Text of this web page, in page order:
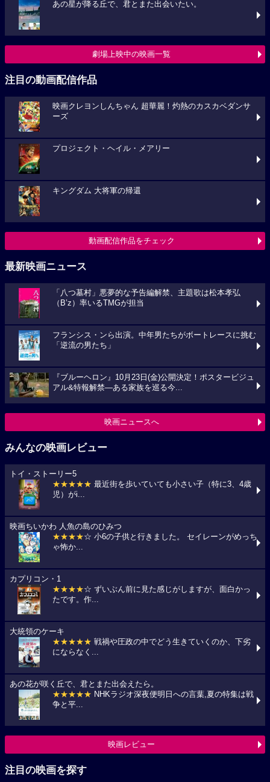
あの星が降る丘で、君とまた出会いたい。
劇場上映中の映画一覧
注目の動画配信作品
映画クレヨンしんちゃん 超華麗！灼熱のカスカベダンサ
ーズ
プロジェクト・ヘイル・メアリー
キングダム 大将軍の帰還
動画配信作品をチェック
最新映画ニュース
「八つ墓村」悪夢的な予告編解禁、主題歌は松本孝弘
（B’z）率いるTMGが担当
フランシス・ンら出演。中年男たちがボートレースに挑む
「逆流の男たち」
『ブルーヘロン』10月23日(金)公開決定！ポスタービジュ
アル&特報解禁―ある家族を巡る今...
映画ニュースへ
みんなの映画レビュー
トイ・ストーリー5
★★★★★ 最近街を歩いていても小さい子（特に3、4歳
児）がi...
映画ちいかわ 人魚の島のひみつ
★★★★☆ 小6の子供と行きました。 セイレーンがめっち
ゃ怖か...
カプリコン・1
★★★★☆ ずいぶん前に見た感じがしますが、面白かっ
たです。作...
大統領のケーキ
★★★★★ 戦禍や圧政の中でどう生きていくのか、下劣
にならなく...
あの花が咲く丘で、君とまた出会えたら。
★★★★★ NHKラジオ深夜便明日への言葉,夏の特集は戦
争と平...
映画レビュー
注目の映画を探す